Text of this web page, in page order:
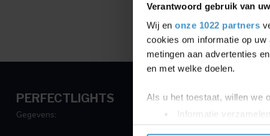
Verantwoord gebruik van
Wij en onze 1022 partners
cookies om informatie op uw
metingen aan advertenties
en met welke doelen.
Als u het toestaat, willen we
Informatie
Uw apparaat
PERFECTLIGHTS
Gegevens: